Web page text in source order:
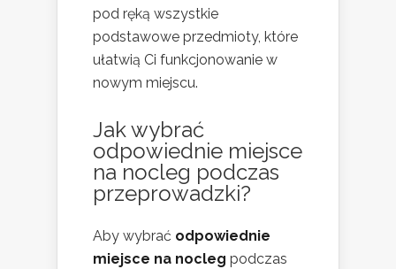
pod ręką wszystkie
podstawowe przedmioty, które
ułatwią Ci funkcjonowanie w
nowym miejscu.
Jak wybrać
odpowiednie miejsce
na nocleg podczas
przeprowadzki?
Aby wybrać odpowiednie
miejsce na nocleg podczas